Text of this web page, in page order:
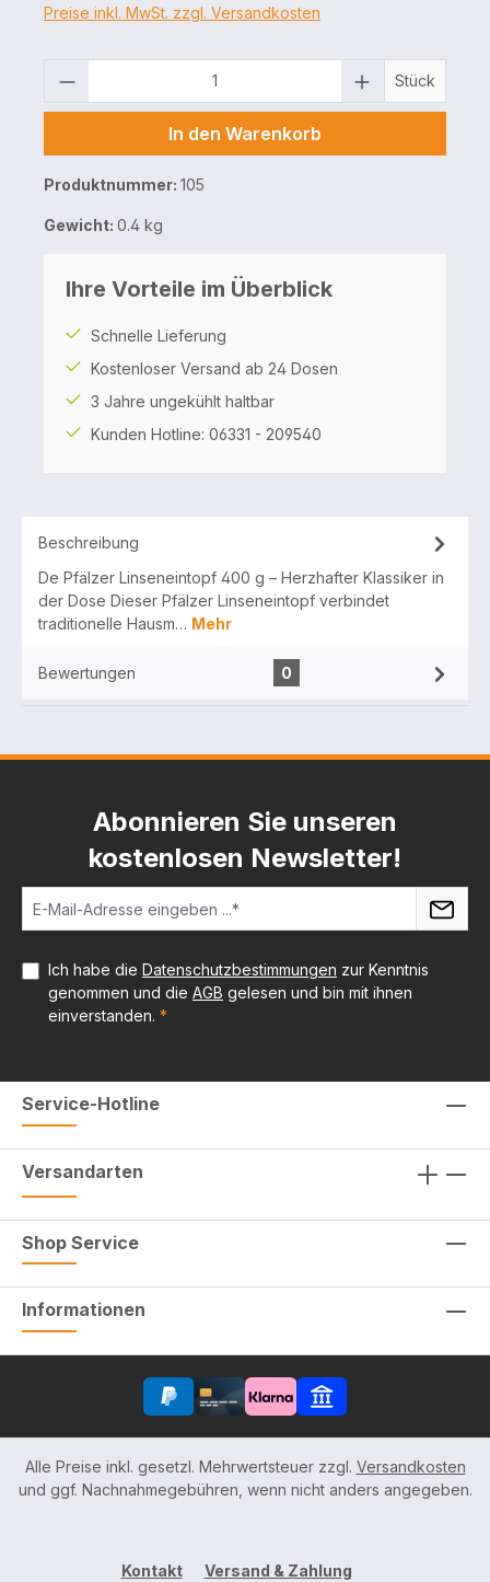
Preise inkl. MwSt. zzgl. Versandkosten
Produkt Anzahl: Gib den Stück
In den Warenkorb
Produktnummer: 105
Gewicht: 0.4 kg
Ihre Vorteile im Überblick
Schnelle Lieferung
Kostenloser Versand ab 24 Dosen
3 Jahre ungekühlt haltbar
Kunden Hotline: 06331 - 209540
Beschreibung
De Pfälzer Linseneintopf 400 g – Herzhafter Klassiker in
der Dose Dieser Pfälzer Linseneintopf verbindet
traditionelle Hausm… Mehr
Bewertungen 0
Abonnieren Sie unseren
kostenlosen Newsletter!
Ich habe die Datenschutzbestimmungen zur Kenntnis
genommen und die AGB gelesen und bin mit ihnen
einverstanden. *
Service-Hotline
Versandarten
Shop Service
Informationen
Alle Preise inkl. gesetzl. Mehrwertsteuer zzgl. Versandkosten
und ggf. Nachnahmegebühren, wenn nicht anders angegeben.
Kontakt Versand & Zahlung